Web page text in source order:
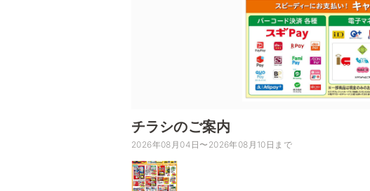
チラシのご案内
2026年08月04日〜2026年08月10日まで